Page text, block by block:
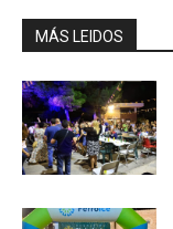
MÁS LEIDOS